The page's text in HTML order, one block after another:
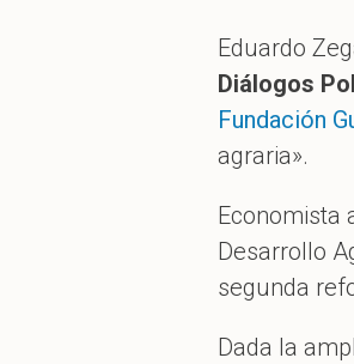
Eduardo
Diálogos
Fundación
agraria».
Economista
Desarrollo
segunda
Dada la